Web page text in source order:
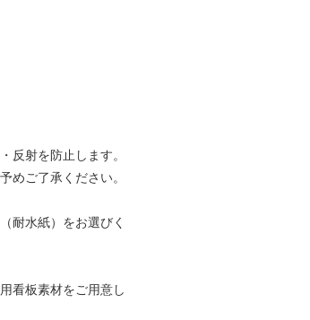
反射を防止します。
めご了承ください。
耐水紙）をお選びく
看板素材をご用意し